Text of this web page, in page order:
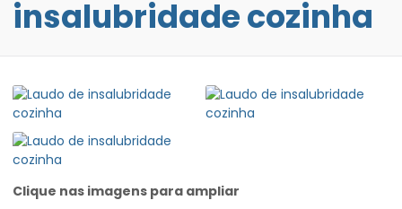
insalubridade cozinha
Clique nas imagens para ampliar